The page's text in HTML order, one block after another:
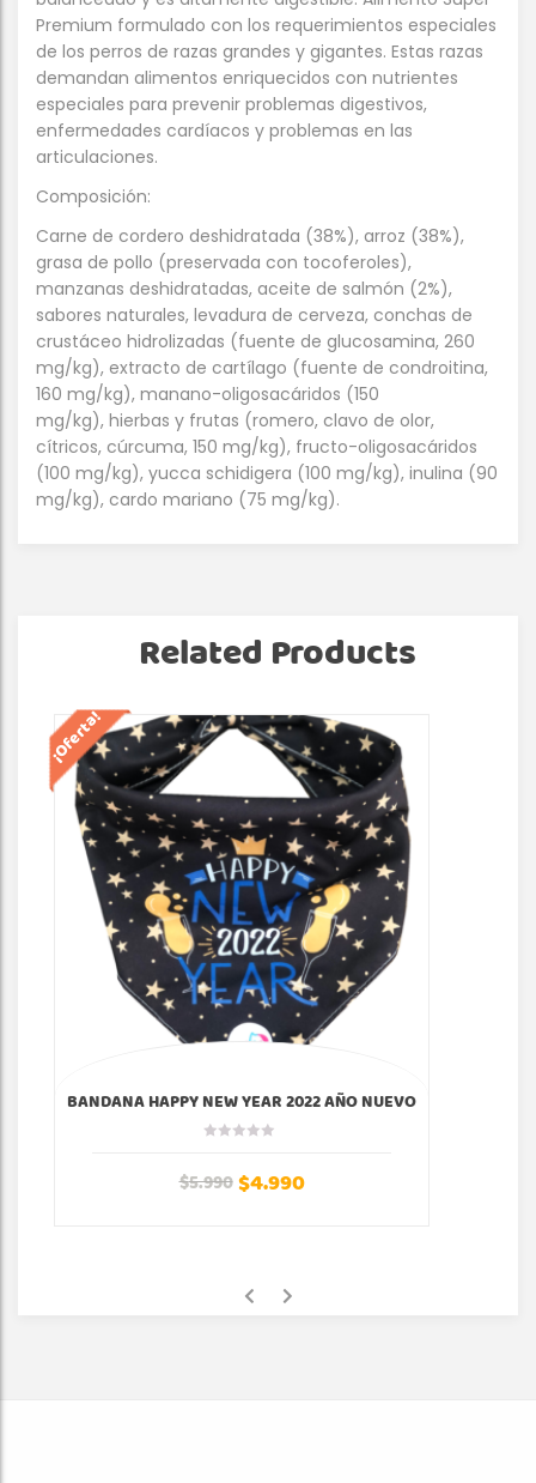
Premium formulado con los requerimientos especiales
de los perros de razas grandes y gigantes. Estas razas
demandan alimentos enriquecidos con nutrientes
especiales para prevenir problemas digestivos,
enfermedades cardíacos y problemas en las
articulaciones.
Composición:
Carne de cordero deshidratada (38%), arroz (38%),
grasa de pollo (preservada con tocoferoles),
manzanas deshidratadas, aceite de salmón (2%),
sabores naturales, levadura de cerveza, conchas de
crustáceo hidrolizadas (fuente de glucosamina, 260
mg/kg), extracto de cartílago (fuente de condroitina,
160 mg/kg), manano-oligosacáridos (150
mg/kg), hierbas y frutas (romero, clavo de olor,
cítricos, cúrcuma, 150 mg/kg), fructo-oligosacáridos
(100 mg/kg), yucca schidigera (100 mg/kg), inulina (90
mg/kg), cardo mariano (75 mg/kg).
Related Products
¡Oferta!
BANDANA HAPPY NEW YEAR 2022 AÑO NUEVO
$5.990$4.990